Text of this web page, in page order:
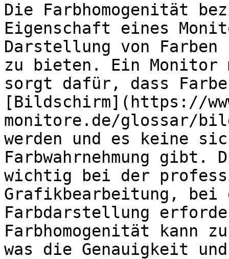
Die Farbhomogenität
Eigenschaft eines
Darstellung von
zu bieten. Ein Monitor
sorgt dafür, dass
[Bildschirm](https://
monitore.de/glossar/
werden und es keine
Farbwahrnehmung
wichtig bei der
Grafikbearbeitung, bei
Farbdarstellung
Farbhomogenität kann
was die Genauigkeit